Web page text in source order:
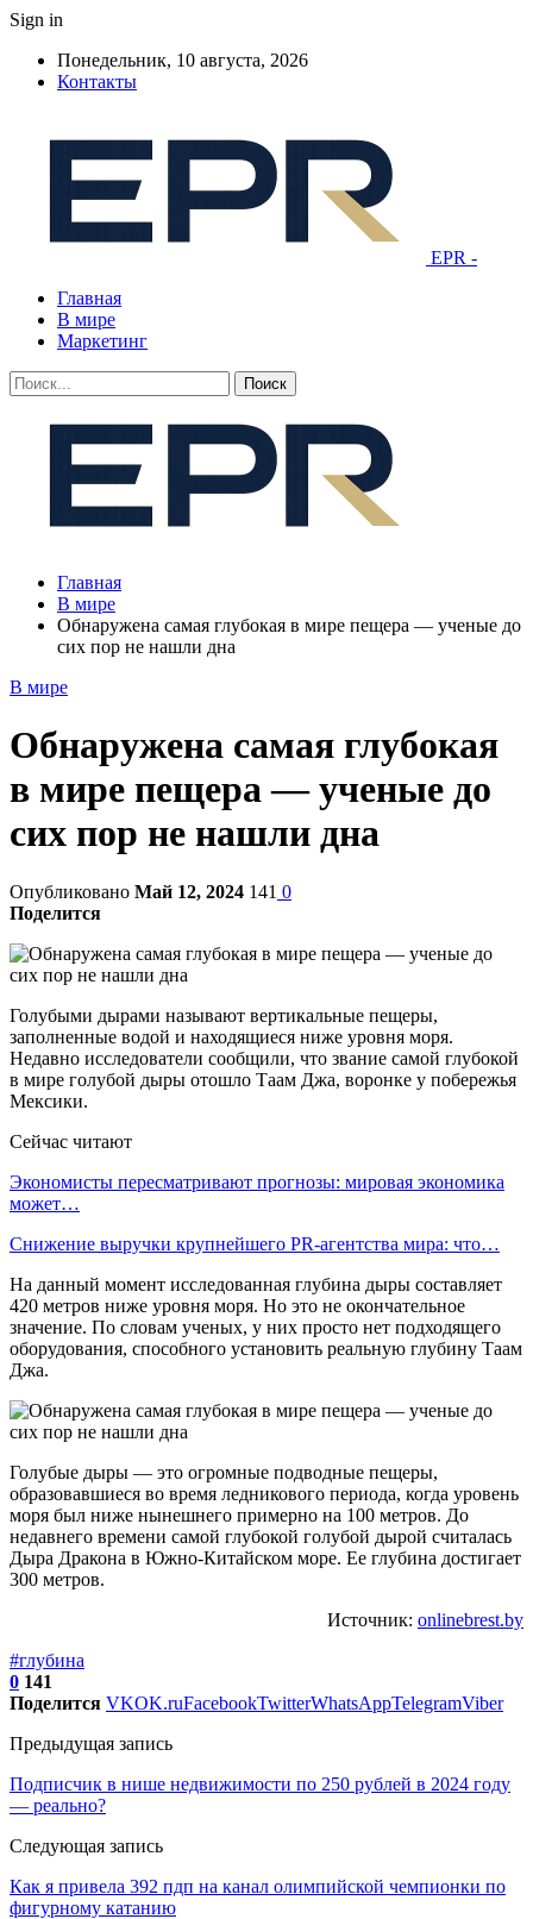
Sign in
Понедельник, 10 августа, 2026
Контакты
EPR -
Главная
В мире
Маркетинг
Главная
В мире
Обнаружена самая глубокая в мире пещера — ученые до
сих пор не нашли дна
В мире
Обнаружена самая глубокая
в мире пещера — ученые до
сих пор не нашли дна
Опубликовано Май 12, 2024 141 0
Поделится
Голубыми дырами называют вертикальные пещеры,
заполненные водой и находящиеся ниже уровня моря.
Недавно исследователи сообщили, что звание самой глубокой
в мире голубой дыры отошло Таам Джа, воронке у побережья
Мексики.
Сейчас читают
Экономисты пересматривают прогнозы: мировая экономика
может…
Снижение выручки крупнейшего PR-агентства мира: что…
На данный момент исследованная глубина дыры составляет
420 метров ниже уровня моря. Но это не окончательное
значение. По словам ученых, у них просто нет подходящего
оборудования, способного установить реальную глубину Таам
Джа.
Голубые дыры — это огромные подводные пещеры,
образовавшиеся во время ледникового периода, когда уровень
моря был ниже нынешнего примерно на 100 метров. До
недавнего времени самой глубокой голубой дырой считалась
Дыра Дракона в Южно-Китайском море. Ее глубина достигает
300 метров.
Источник: onlinebrest.by
#глубина
0 141
Поделится VKOK.ruFacebookTwitterWhatsAppTelegramViber
Предыдущая запись
Подписчик в нише недвижимости по 250 рублей в 2024 году
— реально?
Следующая запись
Как я привела 392 пдп на канал олимпийской чемпионки по
фигурному катанию